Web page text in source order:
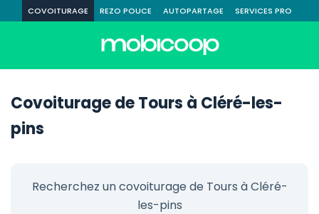
COVOITURAGE REZO POUCE AUTOPARTAGE SERVICES PRO
Covoiturage de Tours à Cléré-les-
pins
Recherchez un covoiturage de Tours à Cléré-
les-pins